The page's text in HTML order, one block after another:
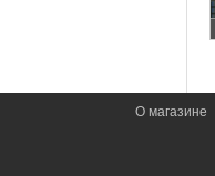
О магазине